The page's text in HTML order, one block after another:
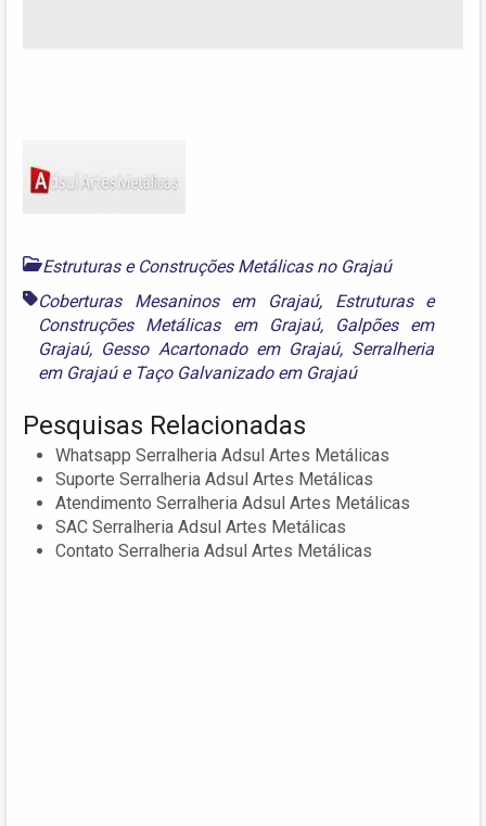
Estruturas e Construções Metálicas no Grajaú
Coberturas Mesaninos em Grajaú, Estruturas e
Construções Metálicas em Grajaú, Galpões em
Grajaú, Gesso Acartonado em Grajaú, Serralheria
em Grajaúe Taço Galvanizado em Grajaú
Pesquisas Relacionadas
Whatsapp Serralheria Adsul Artes Metálicas
Suporte Serralheria Adsul Artes Metálicas
Atendimento Serralheria Adsul Artes Metálicas
SAC Serralheria Adsul Artes Metálicas
Contato Serralheria Adsul Artes Metálicas